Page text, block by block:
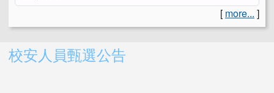
[ more... ]
右邊區域內容
校安人員甄選公告